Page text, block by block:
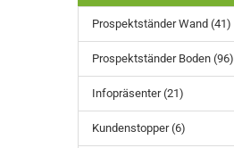
Prospektständer Wand (41)
Prospektständer Boden (96)
Infopräsenter (21)
Kundenstopper (6)